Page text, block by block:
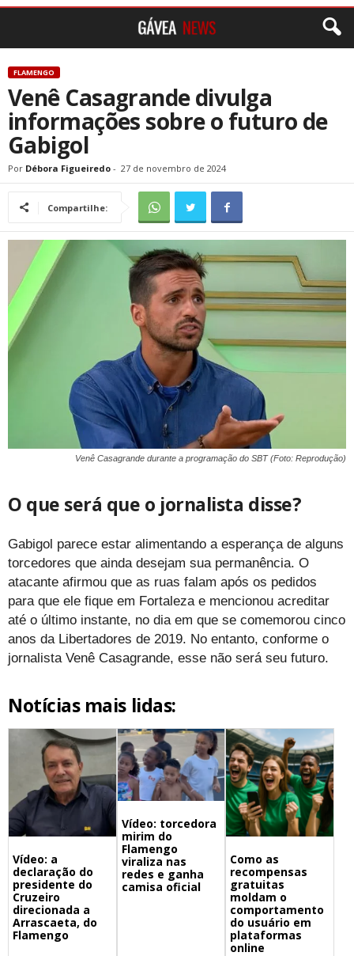
FLAMENGO
Venê Casagrande divulga
informações sobre o futuro de
Gabigol
Por Débora Figueiredo - 27 de novembro de 2024
Compartilhe:
Venê Casagrande durante a programação do SBT (Foto: Reprodução)
O que será que o jornalista disse?
Gabigol parece estar alimentando a esperança de alguns
torcedores que ainda desejam sua permanência. O
atacante afirmou que as ruas falam após os pedidos
para que ele fique em Fortaleza e mencionou acreditar
até o último instante, no dia em que se comemorou cinco
anos da Libertadores de 2019. No entanto, conforme o
jornalista Venê Casagrande, esse não será seu futuro.
Notícias mais lidas:
Vídeo: a
declaração do
presidente do
Cruzeiro
direcionada a
Arrascaeta, do
Flamengo
Vídeo: torcedora
mirim do
Flamengo
viraliza nas
redes e ganha
camisa oficial
Como as
recompensas
gratuitas
moldam o
comportamento
do usuário em
plataformas
online